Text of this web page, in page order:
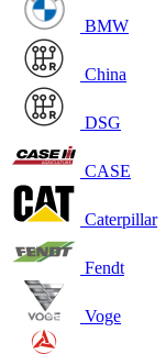
BMW
China
DSG
CASE
Caterpillar
Fendt
Voge